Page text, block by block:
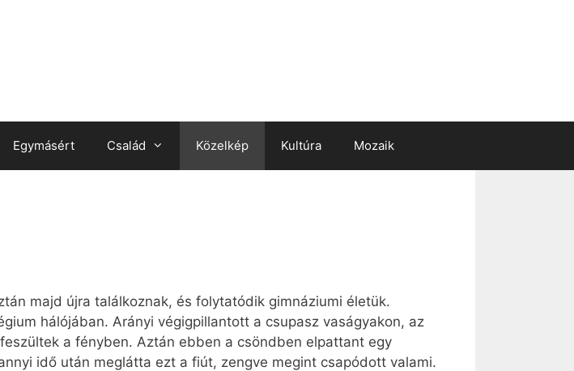
Egymásért Család Közelkép Kultúra Mozaik
majd újra találkoznak, és folytatódik gimnáziumi életük.
hálójában. Arányi végigpillantott a csupasz vaságyakon, az
a fényben. Aztán ebben a csöndben elpattant egy
idő után meglátta ezt a fiút, zengve megint csapódott valami.